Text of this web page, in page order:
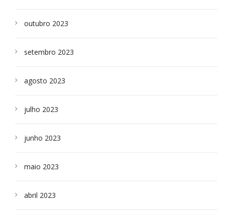
outubro 2023
setembro 2023
agosto 2023
julho 2023
junho 2023
maio 2023
abril 2023